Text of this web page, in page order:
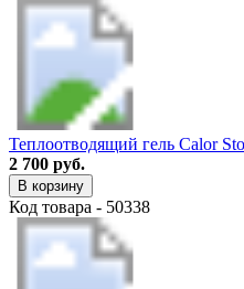
Теплоотводящий гель Calor
2 700 руб.
В корзину
Код товара - 50338